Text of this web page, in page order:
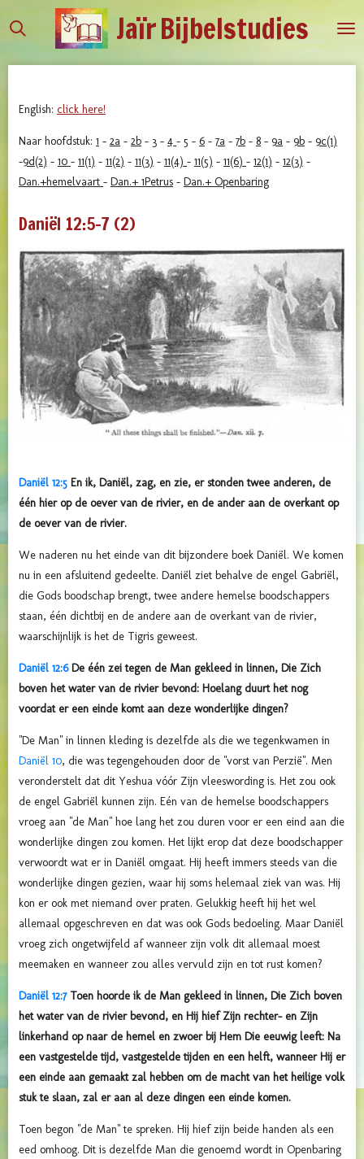
direct
JaïrBijbelstudies
English: click here!
Naar hoofdstuk: 1 - 2a - 2b - 3 - 4 - 5 - 6 - 7a - 7b - 8 - 9a - 9b - 9c(1)
-9d(2) - 10 - 11(1) - 11(2) - 11(3) - 11(4) - 11(5) - 11(6) - 12(1) - 12(3) -
Dan.+hemelvaart - Dan.+ 1Petrus - Dan.+ Openbaring
Daniël 12:5-7 (2)
Daniël 12:5 En ik, Daniël, zag, en zie, er stonden twee anderen, de
één hier op de oever van de rivier, en de ander aan de overkant op
de oever van de rivier.
We naderen nu het einde van dit bijzondere boek Daniël. We komen
nu in een afsluitend gedeelte. Daniël ziet behalve de engel Gabriël,
die Gods boodschap brengt, twee andere hemelse boodschappers
staan, één dichtbij en de andere aan de overkant van de rivier,
waarschijnlijk is het de Tigris geweest.
Daniël 12:6De één zei tegen de Man gekleed in linnen, Die Zich
boven het water van de rivier bevond: Hoelang duurt het nog
voordat er een einde komt aan deze wonderlijke dingen?
"De Man" in linnen kleding is dezelfde als die we tegenkwamen in
Daniël 10, die was tegengehouden door de "vorst van Perzië". Men
veronderstelt dat dit Yeshua vóór Zijn vleeswording is. Het zou ook
de engel Gabriël kunnen zijn. Eén van de hemelse boodschappers
vroeg aan "de Man" hoe lang het zou duren voor er een eind aan die
wonderlijke dingen zou komen. Het lijkt erop dat deze boodschapper
verwoordt wat er in Daniël omgaat. Hij heeft immers steeds van die
wonderlijke dingen gezien, waar hij soms helemaal ziek van was. Hij
kon er ook met niemand over praten. Gelukkig heeft hij het wel
allemaal opgeschreven en dat was ook Gods bedoeling. Maar Daniël
vroeg zich ongetwijfeld af wanneer zijn volk dit allemaal moest
meemaken en wanneer zou alles vervuld zijn en tot rust komen?
Daniël 12:7Toen hoorde ik de Man gekleed in linnen, Die Zich boven
het water van de rivier bevond, en Hij hief Zijn rechter- en Zijn
linkerhand op naar de hemel en zwoer bij Hem Die eeuwig leeft: Na
een vastgestelde tijd, vastgestelde tijden en een helft, wanneer Hij er
een einde aan gemaakt zal hebben om de macht van het heilige volk
stuk te slaan, zal er aan al deze dingen een einde komen.
Toen begon "de Man" te spreken. Hij hief zijn beide handen als een
eed omhoog. Dit is dezelfde Man die genoemd wordt in Openbaring